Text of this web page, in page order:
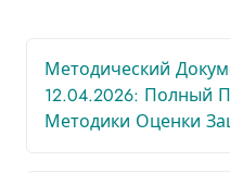
Методический
12.04.2026: Полный
Методики Оценки